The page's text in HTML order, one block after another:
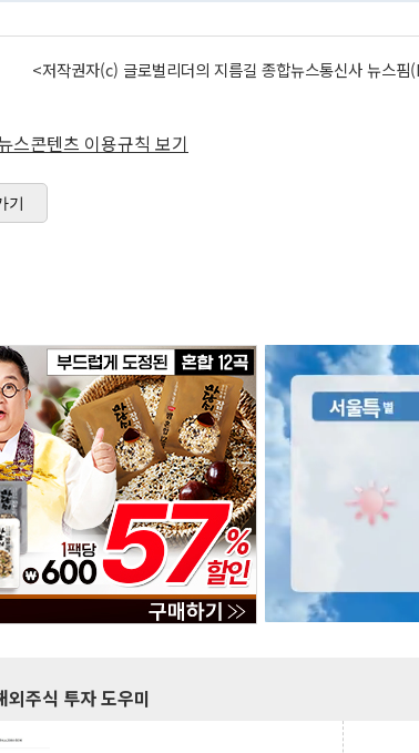
<저작권자(c) 글로벌리더의 지름길 종합뉴스통신사 뉴스
스콘텐츠 이용규칙 보기
기
외주식 투자 도우미